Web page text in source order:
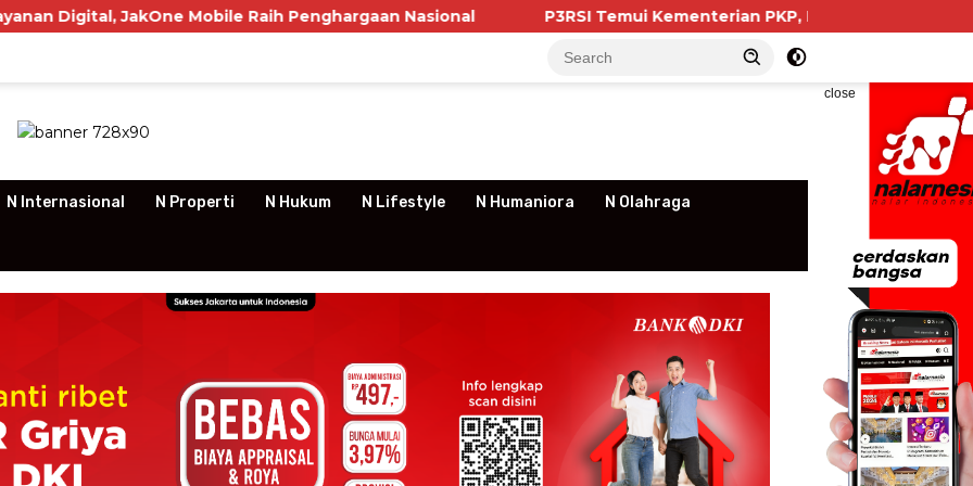
Mobile Raih Penghargaan Nasional P3RSI Temui Kementerian PKP, Pengurus Apartemen Soroti
close
N Internasional N Properti N Hukum N Lifestyle N Humaniora N Olahraga